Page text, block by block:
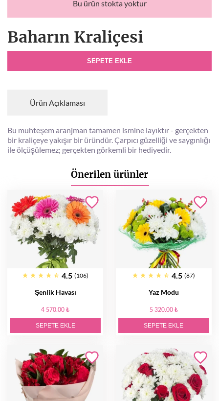
Bu ürün stokta yoktur
Baharın Kraliçesi
SEPETE EKLE
Ürün Açıklaması
Bu muhteşem aranjman tamamen ismine layıktır - gerçekten
bir kraliçeye yakışır bir üründür. Çarpıcı güzelliği ve saygınlığı
ile ölçüşülemez; gerçekten görkemli bir hediyedir.
Önerilen ürünler
4.5 (106)
Şenlik Havası
4 570.00 ₺
SEPETE EKLE
4.5 (87)
Yaz Modu
5 320.00 ₺
SEPETE EKLE